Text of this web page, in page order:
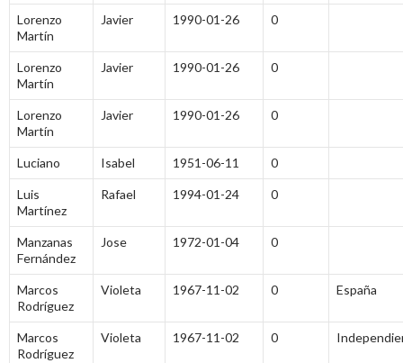
Lorenzo
Martín
Javier 1990-01-26 0
Lorenzo
Martín
Javier 1990-01-26 0
Lorenzo
Martín
Javier 1990-01-26 0
Luciano Isabel 1951-06-11 0
Luis
Martínez
Rafael 1994-01-24 0
Manzanas
Fernández
Jose 1972-01-04 0
Marcos
Rodríguez
Violeta 1967-11-02 0 España
Marcos
Rodríguez
Violeta 1967-11-02 0